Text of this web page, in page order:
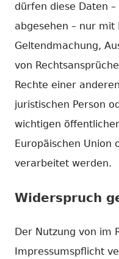
dürfen diese Daten
abgesehen – nur
Geltendmachung,
von
Rechte einer
juristischen Person
wichtigen
Europäischen Union
verarbeitet werden.
Widerspruch
Der Nutzung von im
Impressumspflicht